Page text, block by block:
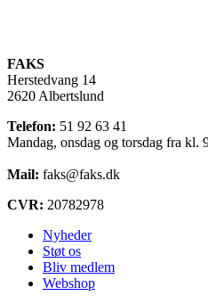
FAKS
Herstedvang 14
2620 Albertslund
Telefon: 51 92 63 41
Mandag, onsdag og torsdag fra kl.
Mail: faks@faks.dk
CVR: 20782978
Nyheder
Støt os
Bliv medlem
Webshop